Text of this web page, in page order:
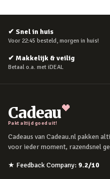
✔ Snel in huis
Voor 22:45 besteld, morgen in huis!
✔ Makkelijk & veilig
Betaal o.a. met iDEAL
Cadeau
Pakt altijd goed uit!
Cadeaus van Cadeau.nl pakken
voor ieder moment, razendsnel
★ Feedback Company: 9.2/10